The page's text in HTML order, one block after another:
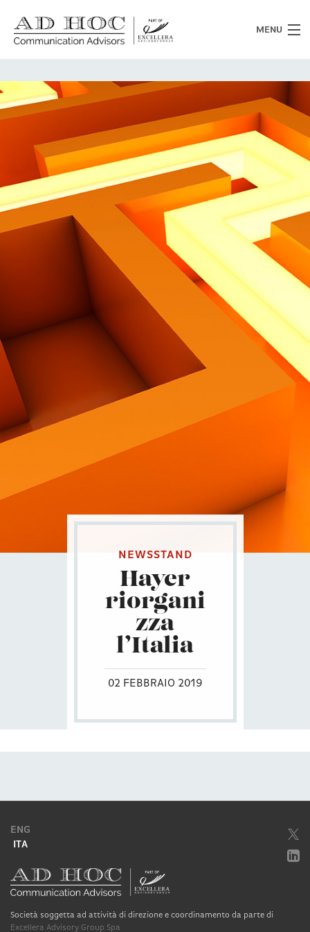
MENU
Chi siamo
Cosa facciamo
News
Clienti
Heritage
Lavora con noi
Eng
NEWSSTAND
Hayer
riorgani
zza
l’Italia
02 FEBBRAIO 2019
ENG
ITA
Società soggetta ad attività di direzione e coordinamento da parte di
Excellera Advisory Group Spa